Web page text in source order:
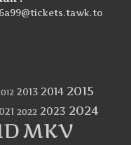
2013 2014 2015
2022 2023 2024
MKV